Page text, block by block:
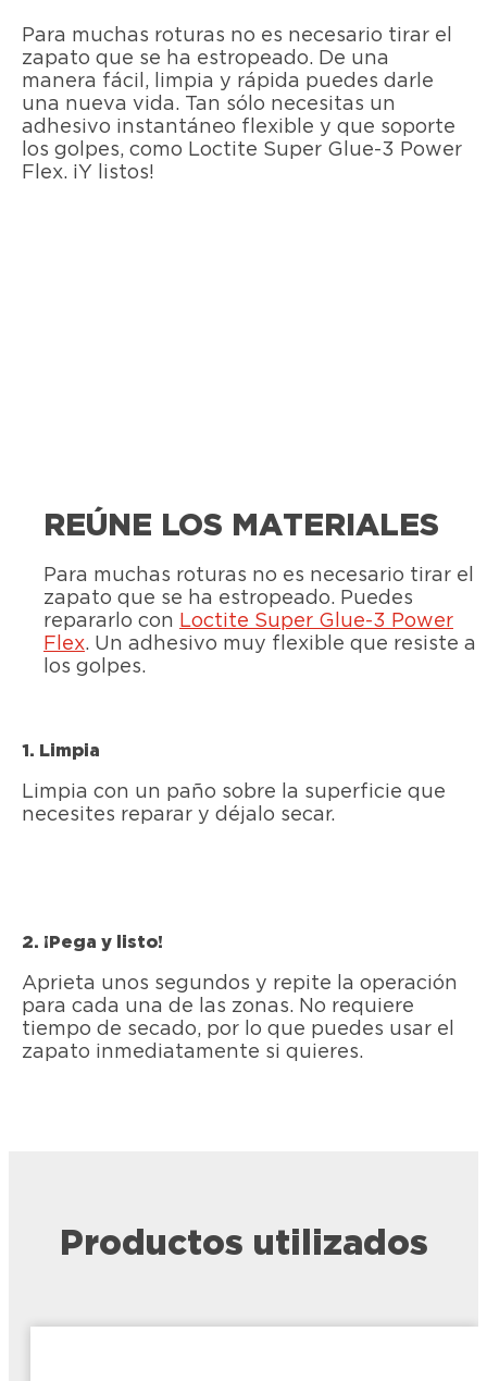
Para muchas roturas no es necesario tirar el
zapato que se ha estropeado. De una
manera fácil, limpia y rápida puedes darle
una nueva vida. Tan sólo necesitas un
adhesivo instantáneo flexible y que soporte
los golpes, como Loctite Super Glue-3 Power
Flex. ¡Y listos!
REÚNE LOS MATERIALES
Para muchas roturas no es necesario tirar el
zapato que se ha estropeado. Puedes
repararlo con Loctite Super Glue-3 Power
Flex. Un adhesivo muy flexible que resiste a
los golpes.
1. Limpia
Limpia con un paño sobre la superficie que
necesites reparar y déjalo secar.
2. ¡Pega y listo!
Aprieta unos segundos y repite la operación
para cada una de las zonas. No requiere
tiempo de secado, por lo que puedes usar el
zapato inmediatamente si quieres.
Productos utilizados